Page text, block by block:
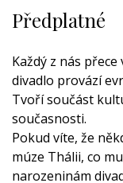
Předplatné
Každý z nás
divadlo provází
Tvoří součást
současnosti.
Pokud víte, že
múze Thálii, co
narozeninám